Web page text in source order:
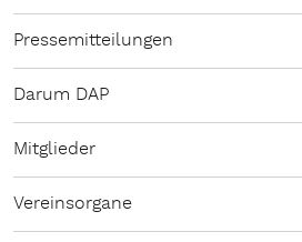
Pressemitteilungen
Darum DAP
Mitglieder
Vereinsorgane